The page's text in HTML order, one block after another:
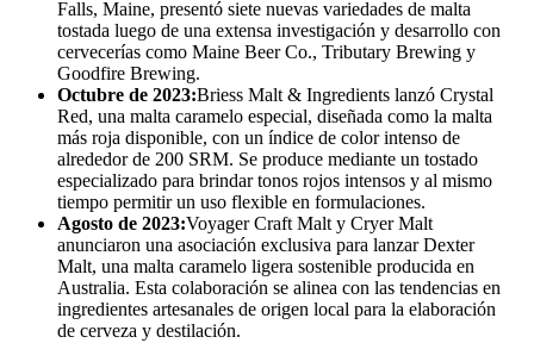
Falls, Maine, presentó siete nuevas variedades de malta
tostada luego de una extensa investigación y desarrollo con
cervecerías como Maine Beer Co., Tributary Brewing y
Goodfire Brewing.
Octubre de 2023:Briess Malt & Ingredients lanzó Crystal
Red, una malta caramelo especial, diseñada como la malta
más roja disponible, con un índice de color intenso de
alrededor de 200 SRM. Se produce mediante un tostado
especializado para brindar tonos rojos intensos y al mismo
tiempo permitir un uso flexible en formulaciones.
Agosto de 2023:Voyager Craft Malt y Cryer Malt
anunciaron una asociación exclusiva para lanzar Dexter
Malt, una malta caramelo ligera sostenible producida en
Australia. Esta colaboración se alinea con las tendencias en
ingredientes artesanales de origen local para la elaboración
de cerveza y destilación.